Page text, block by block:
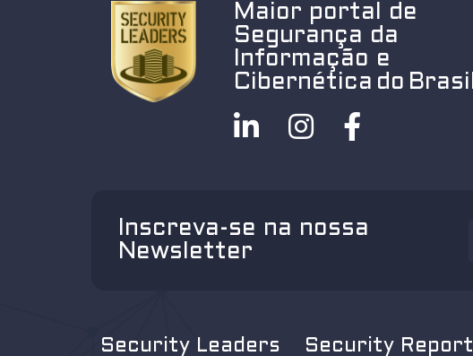
Maior portal de
Segurança da
Informação e
Cibernética do Brasil
Inscreva-se na nossa
Newsletter
Security Leaders Security Report